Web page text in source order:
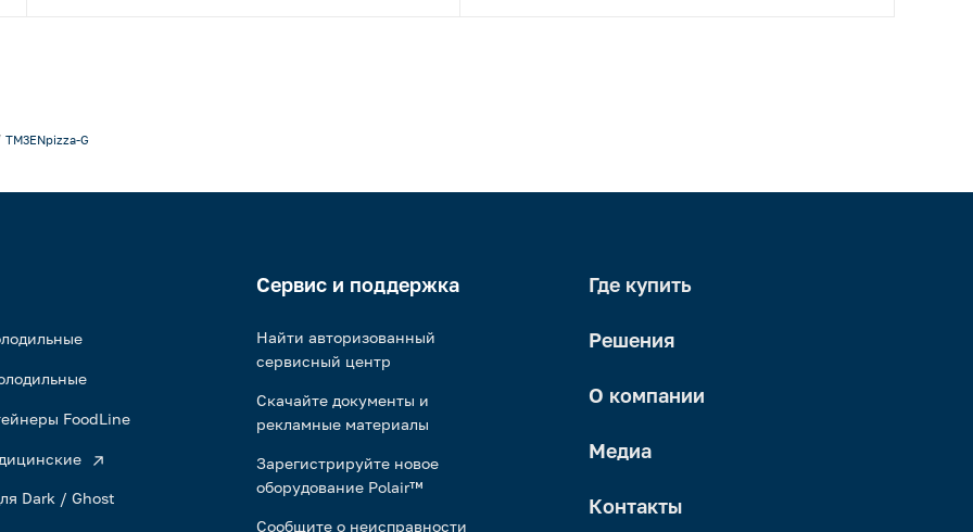
TM3ENpizza-G
FoodLine
Dark / Ghost
Сервис и поддержка
Найти авторизованный
сервисный центр
Скачайте документы и
рекламные материалы
Зарегистрируйте новое
оборудование Polair™
Сообщите о неисправности
Где купить
Решения
О компании
Медиа
Контакты